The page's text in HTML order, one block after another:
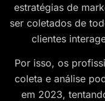
estratégias de
ser coletados de
clientes
Por isso, os
coleta e análise
em 2023,